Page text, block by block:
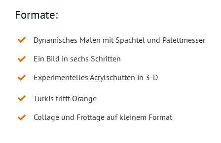
Formate:
Dynamisches Malen mit Spachtel und Palettmesser
Ein Bild in sechs Schritten
Experimentelles Acrylschütten in 3-D
Türkis trifft Orange
Collage und Frottage auf kleinem Format